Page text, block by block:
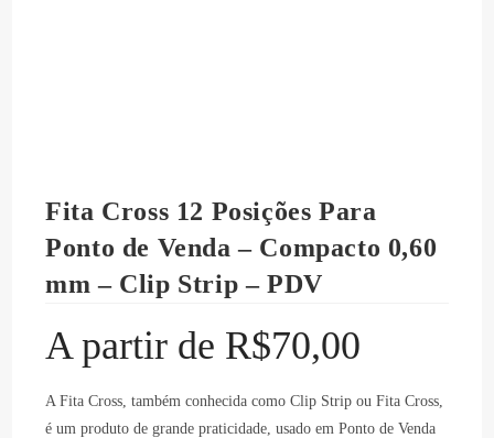
Fita Cross 12 Posições Para
Ponto de Venda – Compacto 0,60
mm – Clip Strip – PDV
A partir de R$70,00
A Fita Cross, também conhecida como Clip Strip ou Fita Cross,
é um produto de grande praticidade, usado em Ponto de Venda